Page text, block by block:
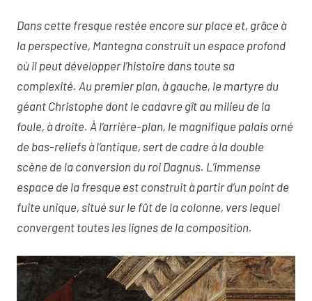
Dans cette fresque restée encore sur place et, grâce à
la perspective, Mantegna construit un espace profond
où il peut développer l’histoire dans toute sa
complexité. Au premier plan, à gauche, le martyre du
géant Christophe dont le cadavre gît au milieu de la
foule, à droite. À l’arrière-plan, le magnifique palais orné
de bas-reliefs à l’antique, sert de cadre à la double
scène de la conversion du roi Dagnus. L’immense
espace de la fresque est construit à partir d’un point de
fuite unique, situé sur le fût de la colonne, vers lequel
convergent toutes les lignes de la composition.